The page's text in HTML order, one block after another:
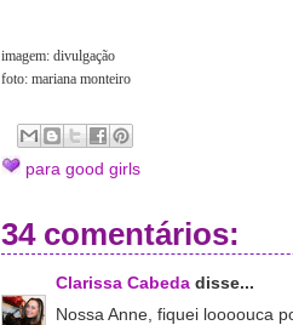
imagem: divulgação
foto: mariana monteiro
para good girls
34 comentários:
Clarissa Cabeda disse...
Nossa Anne, fiquei loooouca